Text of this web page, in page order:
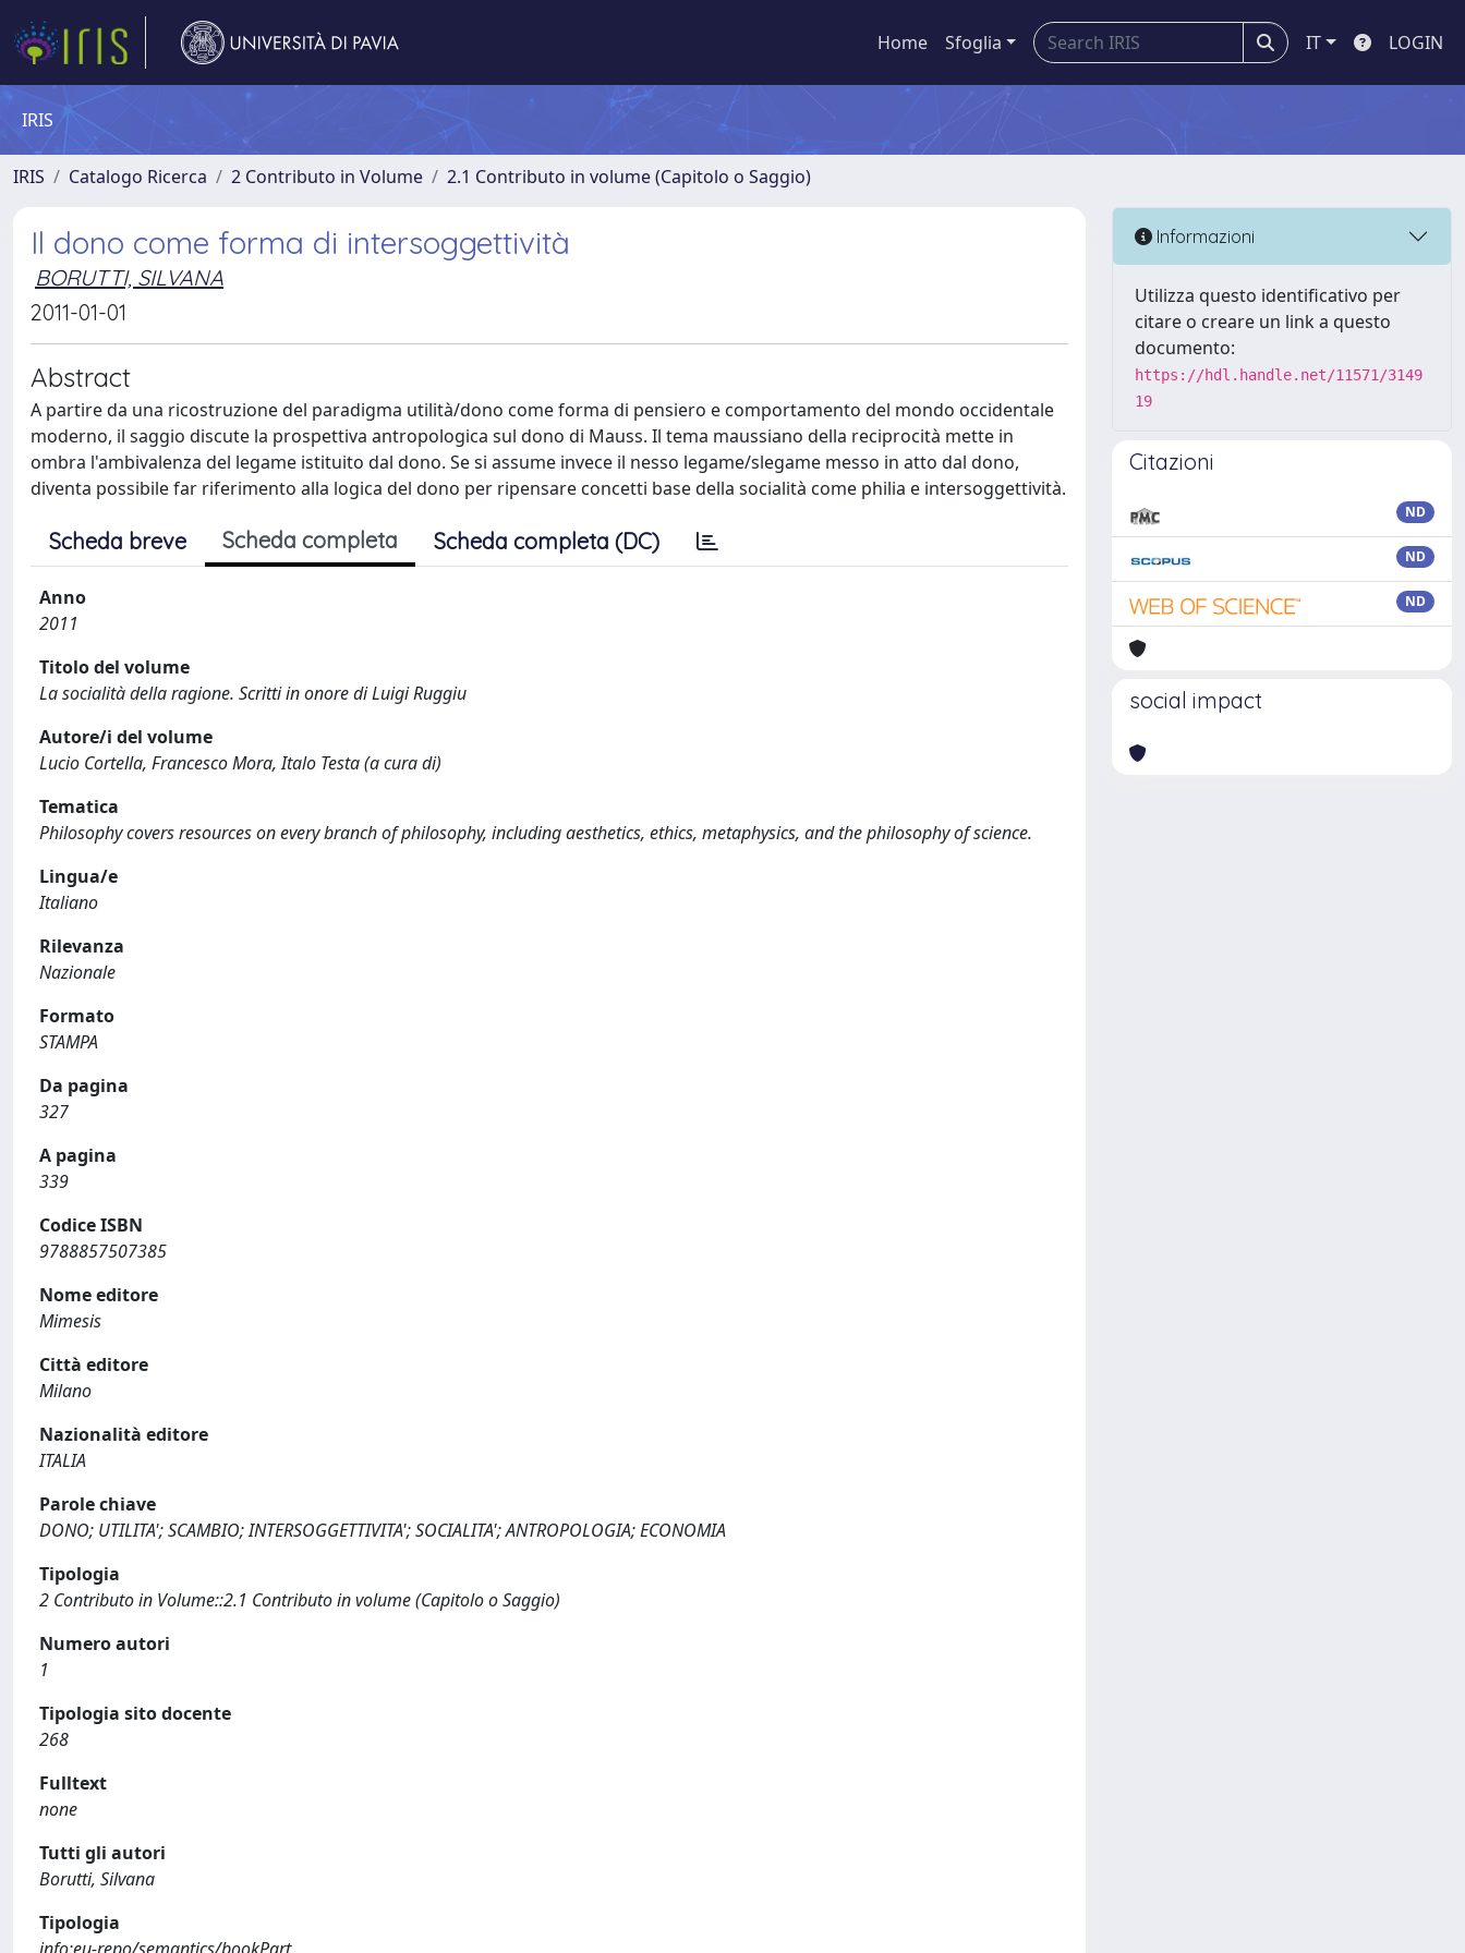
Home Sfoglia IT LOGIN
IRIS
IRIS Catalogo Ricerca 2 Contributo in Volume 2.1 Contributo in volume (Capitolo o Saggio)
Il dono come forma di intersoggettività
BORUTTI, SILVANA
2011-01-01
Abstract
A partire da una ricostruzione del paradigma utilità/dono come forma di pensiero e comportamento del mondo occidentale
moderno, il saggio discute la prospettiva antropologica sul dono di Mauss. Il tema maussiano della reciprocità mette in
ombra l'ambivalenza del legame istituito dal dono. Se si assume invece il nesso legame/slegame messo in atto dal dono,
diventa possibile far riferimento alla logica del dono per ripensare concetti base della socialità come philia e intersoggettività.
Scheda breve Scheda completa Scheda completa (DC)
Anno
2011
Titolo del volume
La socialità della ragione. Scritti in onore di Luigi Ruggiu
Autore/i del volume
Lucio Cortella, Francesco Mora, Italo Testa (a cura di)
Tematica
Philosophy covers resources on every branch of philosophy, including aesthetics, ethics, metaphysics, and the philosophy of science.
Lingua/e
Italiano
Rilevanza
Nazionale
Formato
STAMPA
Da pagina
327
A pagina
339
Codice ISBN
9788857507385
Nome editore
Mimesis
Città editore
Milano
Nazionalità editore
ITALIA
Parole chiave
DONO; UTILITA'; SCAMBIO; INTERSOGGETTIVITA'; SOCIALITA'; ANTROPOLOGIA; ECONOMIA
Tipologia
2 Contributo in Volume::2.1 Contributo in volume (Capitolo o Saggio)
Numero autori
1
Tipologia sito docente
268
Fulltext
none
Tutti gli autori
Borutti, Silvana
Tipologia
Informazioni
Utilizza questo identificativo per
citare o creare un link a questo
documento:
https://hdl.handle.net/11571/3149
19
Citazioni
ND
ND
ND
social impact